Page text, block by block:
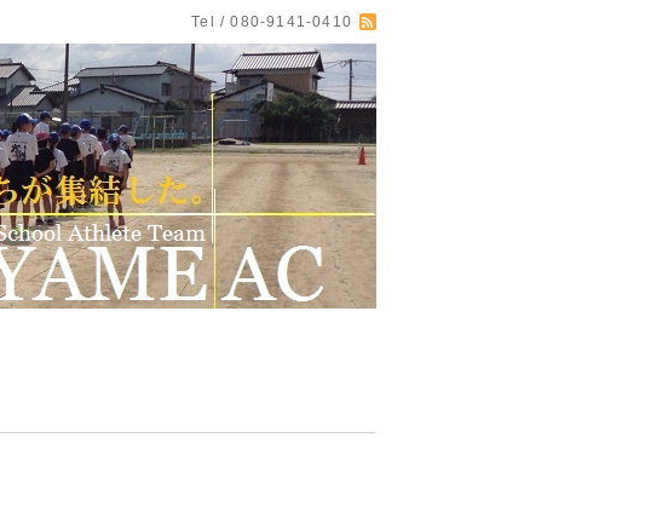
Tel / 080-9141-0410